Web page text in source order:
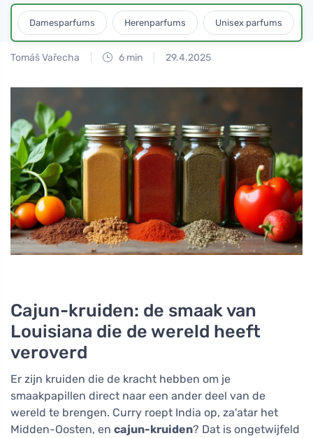
Damesparfums Herenparfums Unisex parfums
Tomáš Vařecha 6 min 29.4.2025
Cajun-kruiden: de smaak van
Louisiana die de wereld heeft
veroverd
Er zijn kruiden die de kracht hebben om je
smaakpapillen direct naar een ander deel van de
wereld te brengen. Curry roept India op, za'atar het
Midden-Oosten, en cajun-kruiden? Dat is ongetwijfeld